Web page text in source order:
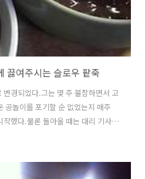
끓여주시는 슬로우 팥죽
경되었다.그는 몇 주 불참하면서 고
공놀이를 포기할 순 없었는지 매주
했다.물론 돌아올 때는 대리 기사님
를 얻어타고 서울 마실을 다니기 시
는 집이다! 신당 v 동천 v 팥죽이 아